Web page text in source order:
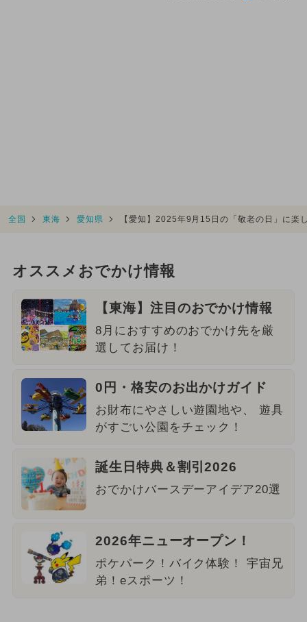
全国 東海 愛知県 【愛知】2025年9月15日の「敬老の日」に
オススメおでかけ情報
【東海】注目のおでかけ情報
8月におすすめのおでかけ先を厳
選してお届け！
0円・格安のお出かけガイド
お財布にやさしい遊園地や、 遊具
がすごい公園をチェック！
誕生日特典＆割引2026
おでかけバースデーアイデア20選
2026年ニューオープン！
ポケパーク！バイク体験！ 宇宙兄
弟！eスポーツ！